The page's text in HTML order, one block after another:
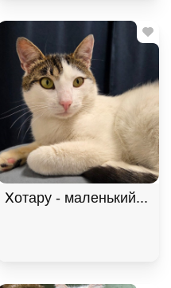
Черепаховый,
Хотару - маленький